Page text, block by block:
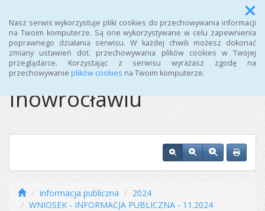
Nasz serwis wykorzystuje pliki cookies do przechowywania informacji
na Twoim komputerze. Są one wykorzystywane w celu zapewnienia
poprawnego działania serwisu. W każdej chwili możesz dokonać
zmiany ustawień dot. przechowywania plików cookies w Twojej
przeglądarce. Korzystając z serwisu wyrażasz zgodę na
przechowywanie plików cookies na Twoim komputerze.
Menu
Ośrodek Sportu i
Rekreacji w
Inowrocławiu
informacja publiczna
2024
WNIOSEK - INFORMACJA PUBLICZNA - 11.2024